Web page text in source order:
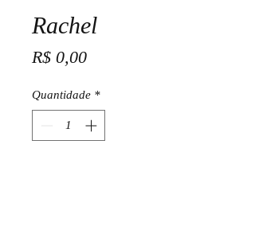
Rachel
R$ 0,00Preço
Quantidade *